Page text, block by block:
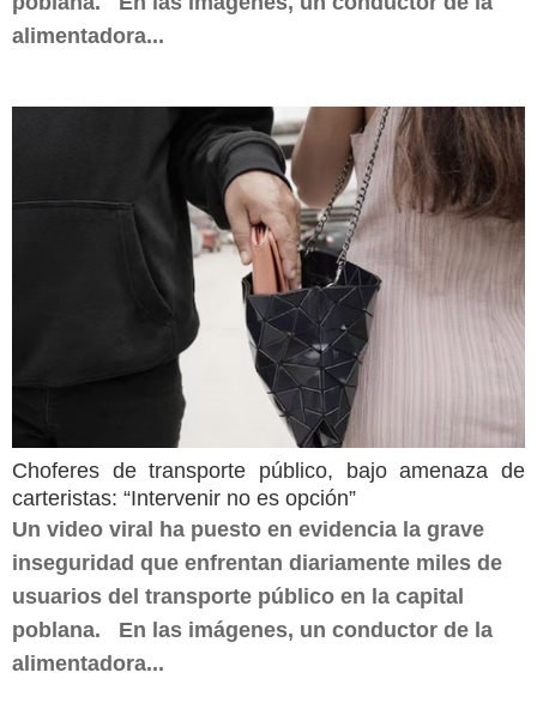
alimentadora...
Choferes de transporte público, bajo amenaza de
carteristas: “Intervenir no es opción”
Un video viral ha puesto en evidencia la grave
inseguridad que enfrentan diariamente miles de
usuarios del transporte público en la capital
poblana. En las imágenes, un conductor de la
alimentadora...